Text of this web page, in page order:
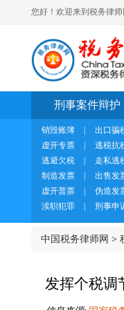
您好！欢迎来到税务律
刑事案件辩护
销毁账簿
出口骗
虚开专票
逃税抗
逃避欠税
走私逃
制造发票
出售发
虚开普票
伪造发
渎职犯罪
刑事申
中国税务律师网 >
发挥个税调